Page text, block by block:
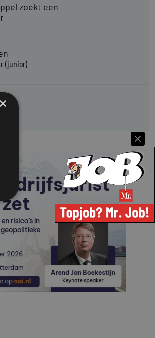
zoekt een
(junior)
×